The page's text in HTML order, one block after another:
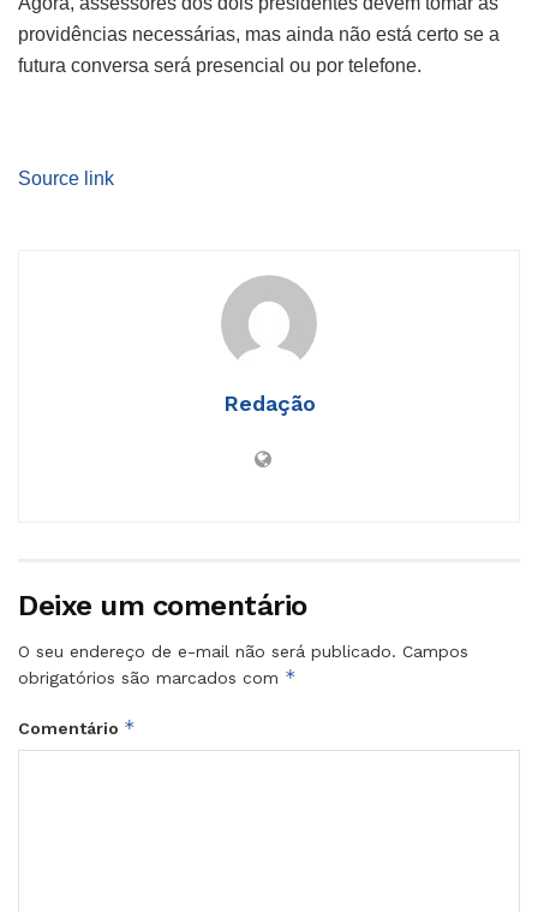
providências necessárias, mas ainda não está certo se a
futura conversa será presencial ou por telefone.
Source link
Redação
Deixe um comentário
O seu endereço de e-mail não será publicado. Campos
obrigatórios são marcados com *
Comentário *